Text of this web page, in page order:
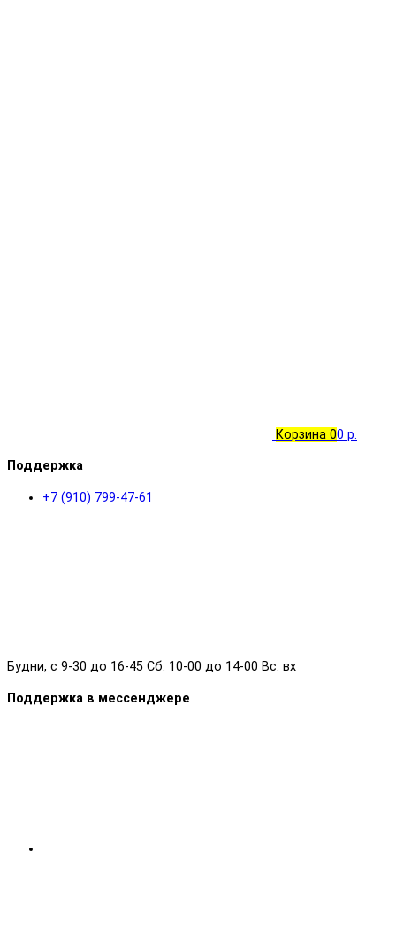
Корзина 00 р.
Поддержка
+7 (910) 799-47-61
Будни, с 9-30 до 16-45 Сб. 10-00 до 14-00 Вс. вх
Поддержка в мессенджере